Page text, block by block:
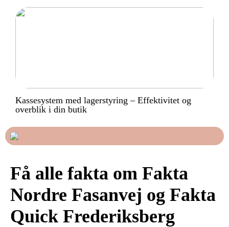
Kassesystem med lagerstyring – Effektivitet og
overblik i din butik
Få alle fakta om Fakta
Nordre Fasanvej og Fakta
Quick Frederiksberg